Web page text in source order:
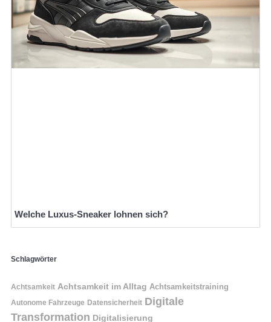
Welche Luxus-Sneaker lohnen sich?
Schlagwörter
Achtsamkeit Achtsamkeit im Alltag Achtsamkeitstraining
Autonome Fahrzeuge Datensicherheit Digitale
Transformation Digitalisierung